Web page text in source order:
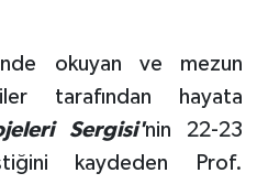
okuyan ve mezun
tarafından hayata
Sergisi'nin 22-23
kaydeden Prof.